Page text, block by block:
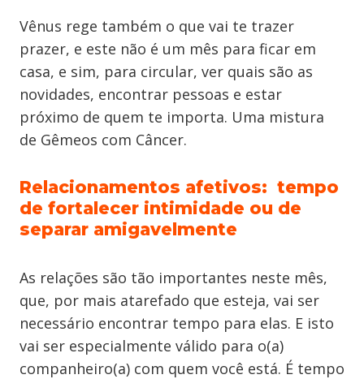
Vênus rege também o que vai te trazer
prazer, e este não é um mês para ficar em
casa, e sim, para circular, ver quais são as
novidades, encontrar pessoas e estar
próximo de quem te importa. Uma mistura
de Gêmeos com Câncer.
Relacionamentos afetivos: tempo
de fortalecer intimidade ou de
separar amigavelmente
As relações são tão importantes neste mês,
que, por mais atarefado que esteja, vai ser
necessário encontrar tempo para elas. E isto
vai ser especialmente válido para o(a)
companheiro(a) com quem você está. É tempo